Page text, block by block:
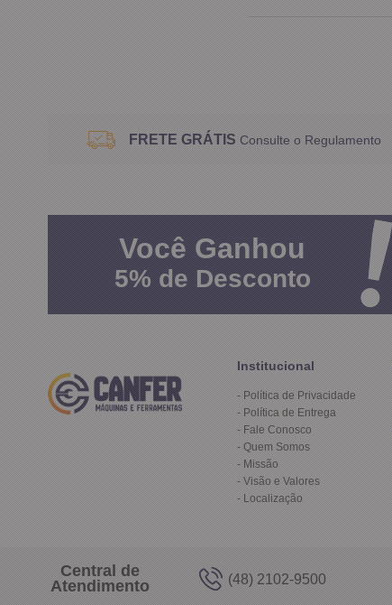
FRETE GRÁTIS Consulte o Regulamento
VocêGanhou
5%de Desconto
Institucional
Política de Privacidade
Política de Entrega
Fale Conosco
Quem Somos
Missão
Visão e Valores
Localização
Central de
Atendimento
(48) 2102-9500